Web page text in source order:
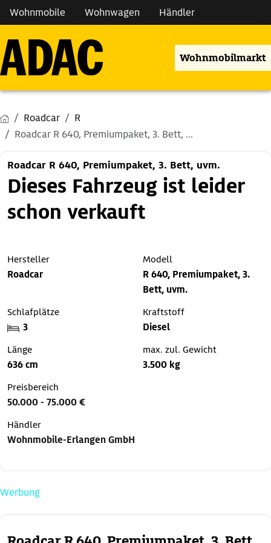
Wohnmobile Wohnwagen Händler
Wohnmobilmarkt
Roadcar
R
Roadcar R 640, Premiumpaket, 3. Bett, ...
Roadcar R 640, Premiumpaket, 3. Bett, uvm.
Dieses Fahrzeug ist leider
schon verkauft
Hersteller
Roadcar
Modell
R 640, Premiumpaket, 3.
Bett, uvm.
Schlafplätze
3
Kraftstoff
Diesel
Länge
636 cm
max. zul. Gewicht
3.500 kg
Preisbereich
50.000 - 75.000 €
Händler
Wohnmobile-Erlangen GmbH
Werbung